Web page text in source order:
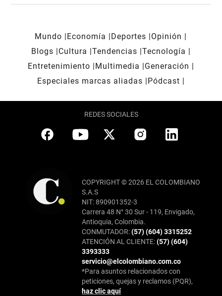
Mundo Economía Deportes
Opinión
Blogs
Cultura Tendencias Tecnología
Entretenimiento
Multimedia
Generación
Especiales marcas aliadas
Pódcast
REDES SOCIALES
COPYRIGHT © 2026 EL COLOMBIANO
S.A.S
NIT: 890901352-3
Carrera 48 N° 30 Sur - 119, Envigado,
Antioquia, Colombia.
CONMUTADOR:(57) (604) 3315252
ATENCIÓN AL CLIENTE:(57) (604)
3393333
servicio@elcolombiano.com.co
*Para asuntos relacionados con
peticiones, quejas y reclamos (PQR),
haz clic aquí